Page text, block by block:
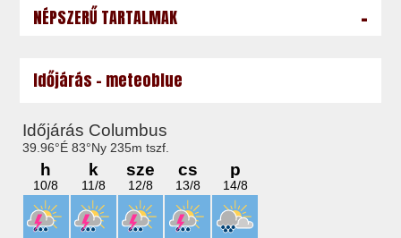
NÉPSZERŰ TARTALMAK -
Időjárás - meteoblue